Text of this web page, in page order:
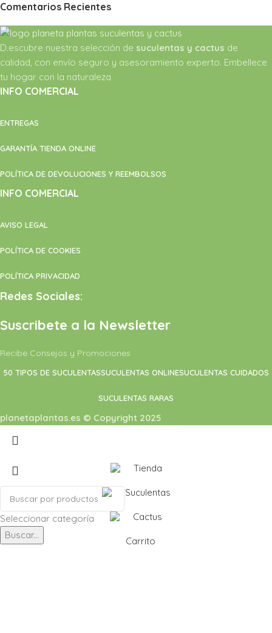
Comentarios Recientes
D.escubre nuestra selección de suculentas y cactus de
calidad, con envío seguro y asesoramiento experto. Embellece
tu hogar con la naturaleza
INFO COMERCIAL
ENTREGAS
GARANTÍA TIENDA ONLINE
POLÍTICA DE DEVOLUCIONES Y REEMBOLSOS
INFO COMERCIAL
AVISO LEGAL
POLÍTICA DE COOKIES
POLÍTICA PRIVACIDAD
Redes Sociales:
Suscribete a la Newsletter
Recibe Consejos y Promociones
50 TIPOS DE SUCULENTASSUCULENTAS ONLINESUCULENTAS CUIDADOS
SUCULENTAS RARAS
planetaplantas.es © Copyright 2025
Seleccionar categoría
Buscar...
Tienda
Suculentas
Cactus
Carrito